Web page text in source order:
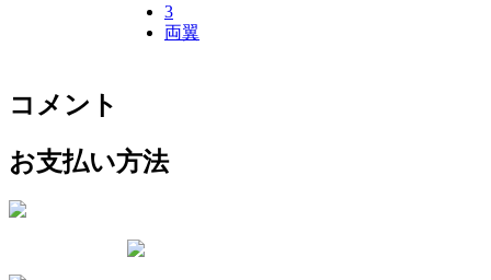
3
両翼
コメント
お支払い方法